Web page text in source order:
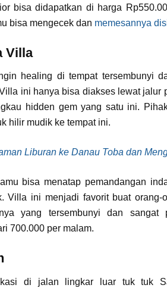
bisa didapatkan di harga
bisa mengecek dan memesannya
Villa
healing di tempat tersembunyi
ini hanya bisa diakses lewat jalur
hidden gem yang satu ini.
hilir mudik ke tempat ini.
Liburan ke Danau Toba dan
bisa menatap pemandangan
Villa ini menjadi favorit buat orang-
yang tersembunyi dan sangat
700.000 per malam.
di jalan lingkar luar tuk tuk